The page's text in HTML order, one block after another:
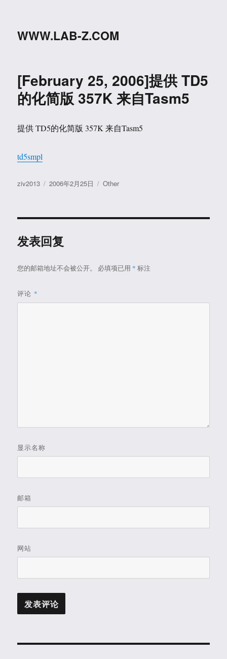
WWW.LAB-Z.COM
[February 25, 2006]提供 TD5
的化简版 357K 来自Tasm5
提供 TD5的化简版 357K 来自Tasm5
td5smpl
作
ziv2013
发
2006年2月25日
分
Other
发表回复
您的邮箱地址不会被公开。 必填项已用 * 标注
评论 *
显示名称
邮箱
网站